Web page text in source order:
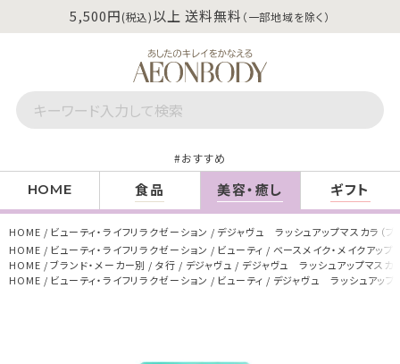
5,500円(税込)以上 送料無料 （一部地域を除く）
おすすめ
HOME 食品 美容・癒し ギフト
HOME ビューティ・ライフリラクゼーション
デジャヴュ ラッシュアップマスカラ（ブ
HOME
ビューティ・ライフリラクゼーション ビューティ
ベースメイク・メイクアップ
HOME
ブランド・メーカー別 タ行 デジャヴュ
デジャヴュ ラッシュアップマスカ
HOME
ビューティ・ライフリラクゼーション ビューティ デジャヴュ ラッシュアップ